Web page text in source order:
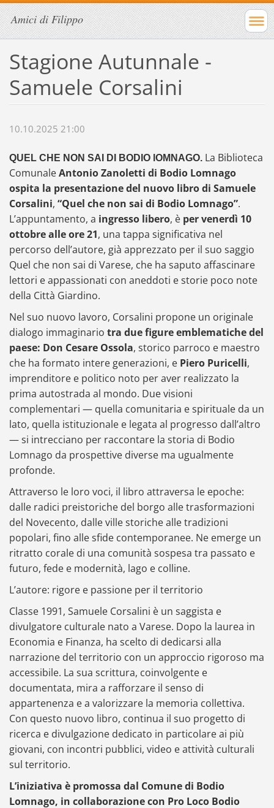
Amici di Filippo
Stagione Autunnale -
Samuele Corsalini
10.10.2025 21:00
QUEL CHE NON SAI DI BODIO lOMNAGO.La Biblioteca
ComunaleAntonio Zanoletti di Bodio Lomnago
ospita la presentazione del nuovo libro di Samuele
Corsalini, “Quel che non sai di Bodio Lomnago”.
L’appuntamento, a ingresso libero, è per venerdì 10
ottobre alle ore 21, una tappa significativa nel
percorso dell’autore, già apprezzato per il suo saggio
Quel che non sai di Varese, che ha saputo affascinare
lettori e appassionati con aneddoti e storie poco note
della Città Giardino.
Nel suo nuovo lavoro, Corsalini propone un originale
dialogo immaginario tra due figure emblematiche del
paese: Don Cesare Ossola, storico parroco e maestro
che ha formato intere generazioni, e Piero Puricelli,
imprenditore e politico noto per aver realizzato la
prima autostrada al mondo. Due visioni
complementari — quella comunitaria e spirituale da un
lato, quella istituzionale e legata al progresso dall’altro
— si intrecciano per raccontare la storia di Bodio
Lomnago da prospettive diverse ma ugualmente
profonde.
Attraverso le loro voci, il libro attraversa le epoche:
dalle radici preistoriche del borgo alle trasformazioni
del Novecento, dalle ville storiche alle tradizioni
popolari, fino alle sfide contemporanee. Ne emerge un
ritratto corale di una comunità sospesa tra passato e
futuro, fede e modernità, lago e colline.
L’autore: rigore e passione per il territorio
Classe 1991, Samuele Corsalini è un saggista e
divulgatore culturale nato a Varese. Dopo la laurea in
Economia e Finanza, ha scelto di dedicarsi alla
narrazione del territorio con un approccio rigoroso ma
accessibile. La sua scrittura, coinvolgente e
documentata, mira a rafforzare il senso di
appartenenza e a valorizzare la memoria collettiva.
Con questo nuovo libro, continua il suo progetto di
ricerca e divulgazione dedicato in particolare ai più
giovani, con incontri pubblici, video e attività culturali
sul territorio.
L’iniziativa è promossa dal Comune di Bodio
Lomnago, in collaborazione con Pro Loco Bodio